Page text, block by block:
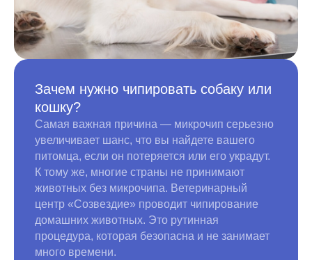
Зачем нужно чипировать собаку или
кошку?
Самая важная причина — микрочип серьезно
увеличивает шанс, что вы найдете вашего
питомца, если он потеряется или его украдут.
К тому же, многие страны не принимают
животных без микрочипа. Ветеринарный
центр «Созвездие» проводит чипирование
домашних животных. Это рутинная
процедура, которая безопасна и не занимает
много времени.